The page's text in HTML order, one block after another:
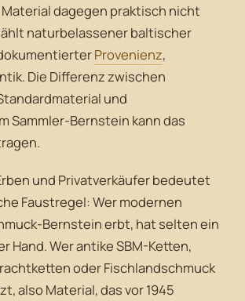
dagegen praktisch nicht
naturbelassener baltischer
Provenienz,
Die Differenz zwischen
und
Sammler-Bernstein kann das
und Privatverkäufer bedeutet
Faustregel: Wer modernen
Bernstein erbt, hat selten ein
Hand. Wer antike SBM-Ketten,
oder Fischlandschmuck
also Material, das vor 1945